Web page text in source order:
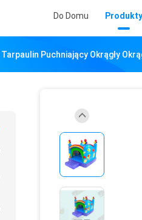
Do Domu Produkty
Tarpaulin Puchniający Okrągły